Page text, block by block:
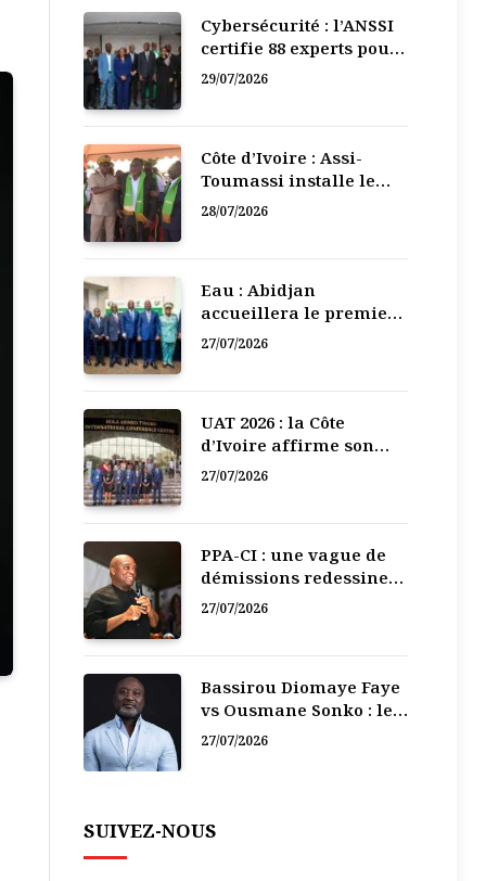
Cybersécurité : l’ANSSI
certifie 88 experts pour
renforcer la défense
29/07/2026
Côte d’Ivoire : Assi-
Toumassi installe le
bureau exécutif de sa
28/07/2026
Eau : Abidjan
accueillera le premier
Forum régional de
27/07/2026
UAT 2026 : la Côte
d’Ivoire affirme son
leadership numérique
27/07/2026
PPA-CI : une vague de
démissions redessine
la recomposition
27/07/2026
Bassirou Diomaye Faye
vs Ousmane Sonko : le
vacarme du pouvoir ne
27/07/2026
SUIVEZ-NOUS